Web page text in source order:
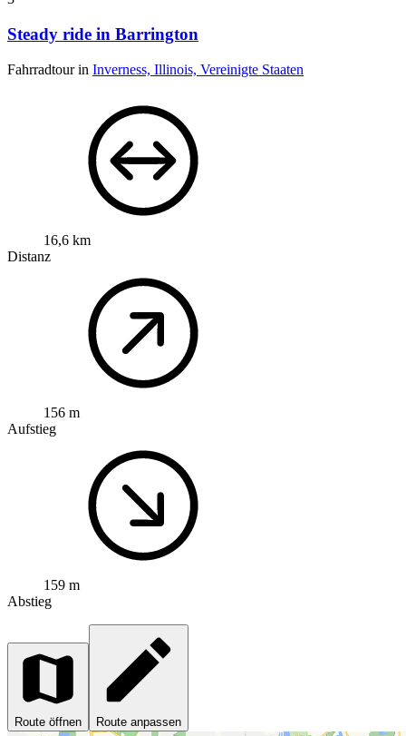
Steady ride in Barrington
Fahrradtour in Inverness, Illinois, Vereinigte Staaten
16,6 km
Distanz
156 m
Aufstieg
159 m
Abstieg
Route öffnen Route anpassen